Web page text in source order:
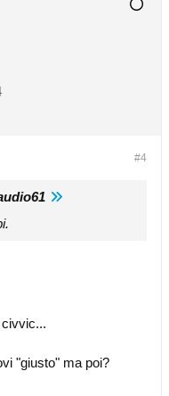
#4
"giusto" ma poi?